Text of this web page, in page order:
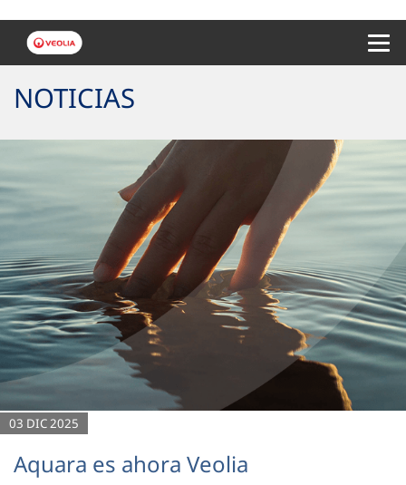
NOTICIAS
03 DIC 2025
Aquara es ahora Veolia